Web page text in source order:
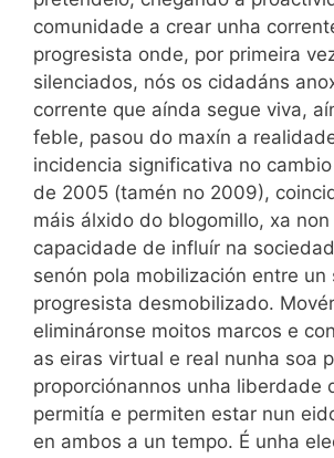
comunidade a crear unha
progresista onde, por primeira
silenciados, nós os cidadáns
corrente que aínda segue viva,
feble, pasou do maxín a
incidencia significativa no
de 2005 (tamén no 2009),
máis álxido do blogomillo, xa non
capacidade de influír na
senón pola mobilización entre un
progresista desmobilizado.
elimináronse moitos marcos e
as eiras virtual e real nunha soa
proporciónannos unha liberdade
permitía e permiten estar nun
en ambos a un tempo. É unha